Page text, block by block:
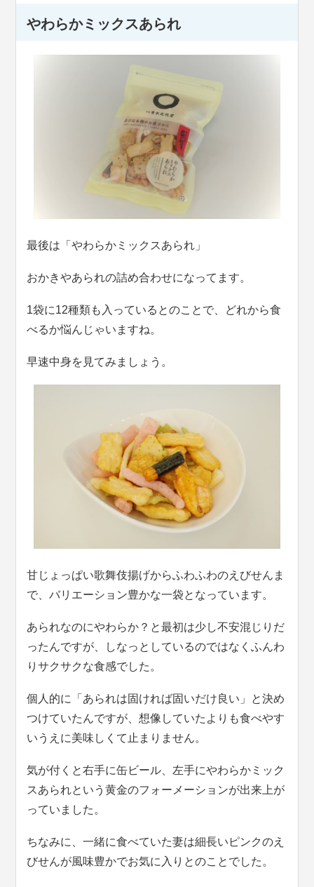
やわらかミックスあられ
最後は「やわらかミックスあられ」
おかきやあられの詰め合わせになってます。
1袋に12種類も入っているとのことで、どれから食
べるか悩んじゃいますね。
早速中身を見てみましょう。
甘じょっぱい歌舞伎揚げからふわふわのえびせんま
で、バリエーション豊かな一袋となっています。
あられなのにやわらか？と最初は少し不安混じりだ
ったんですが、しなっとしているのではなくふんわ
りサクサクな食感でした。
個人的に「あられは固ければ固いだけ良い」と決め
つけていたんですが、想像していたよりも食べやす
いうえに美味しくて止まりません。
気が付くと右手に缶ビール、左手にやわらかミック
スあられという黄金のフォーメーションが出来上が
っていました。
ちなみに、一緒に食べていた妻は細長いピンクのえ
びせんが風味豊かでお気に入りとのことでした。